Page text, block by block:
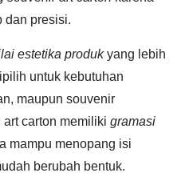
dan presisi.
estetika produkyang lebih
untuk kebutuhan
maupun souvenir
carton memiliki gramasi
mampu menopang isi
berubah bentuk.